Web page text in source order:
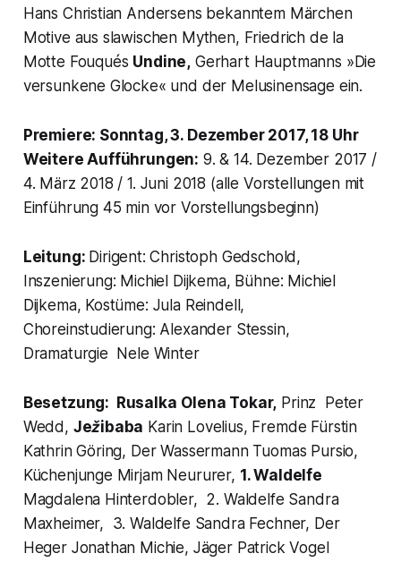
Hans Christian Andersens bekanntem Märchen
Motive aus slawischen Mythen, Friedrich de la
Motte Fouqués Undine, Gerhart Hauptmanns »Die
versunkene Glocke« und der Melusinensage ein.
Premiere: Sonntag, 3. Dezember 2017, 18 Uhr
Weitere Aufführungen: 9. & 14. Dezember 2017 /
4. März 2018 / 1. Juni 2018 (alle Vorstellungen mit
Einführung 45 min vor Vorstellungsbeginn)
Leitung: Dirigent: Christoph Gedschold,
Inszenierung: Michiel Dijkema, Bühne: Michiel
Dijkema, Kostüme: Jula Reindell,
Choreinstudierung: Alexander Stessin,
Dramaturgie Nele Winter
Besetzung: Rusalka Olena Tokar, Prinz Peter
Wedd, Ježibaba Karin Lovelius, Fremde Fürstin
Kathrin Göring, Der Wassermann Tuomas Pursio,
Küchenjunge Mirjam Neururer, 1. Waldelfe
Magdalena Hinterdobler, 2. Waldelfe Sandra
Maxheimer, 3. Waldelfe Sandra Fechner, Der
Heger Jonathan Michie, Jäger Patrick Vogel